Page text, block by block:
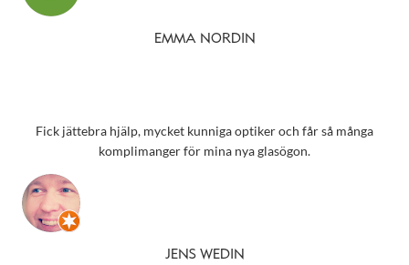
EMMA NORDIN
Fick jättebra hjälp, mycket kunniga optiker och får så många
komplimanger för mina nya glasögon.
JENS WEDIN